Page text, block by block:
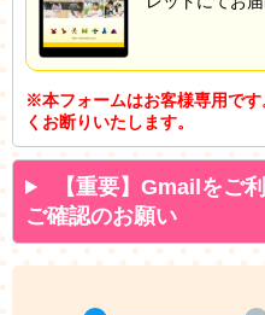
※本フォームはお客様専用で
くお断りいたします。
【重要】Gmailをご
ご確認のお願い